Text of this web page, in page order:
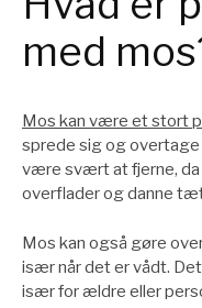
med
Mos kan være et stort
sprede sig og
være svært at fjerne, da
overflader og danne
Mos kan også gøre
især når det er vådt.
især for ældre eller